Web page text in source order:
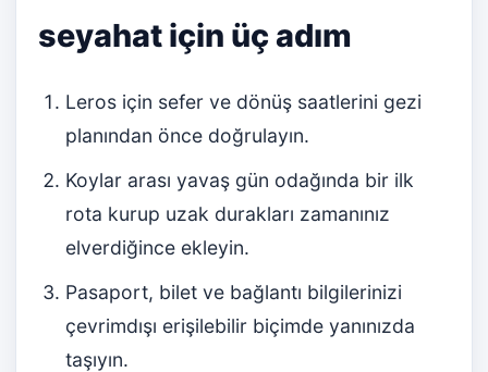
seyahat için üç adım
Leros için sefer ve dönüş saatlerini gezi
planından önce doğrulayın.
Koylar arası yavaş gün odağında bir ilk
rota kurup uzak durakları zamanınız
elverdiğince ekleyin.
Pasaport, bilet ve bağlantı bilgilerinizi
çevrimdışı erişilebilir biçimde yanınızda
taşıyın.